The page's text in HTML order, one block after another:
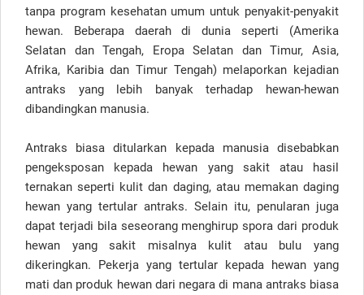
tanpa program kesehatan umum untuk penyakit-penyakit
hewan. Beberapa daerah di dunia seperti (Amerika
Selatan dan Tengah, Eropa Selatan dan Timur, Asia,
Afrika, Karibia dan Timur Tengah) melaporkan kejadian
antraks yang lebih banyak terhadap hewan-hewan
dibandingkan manusia.
Antraks biasa ditularkan kepada manusia disebabkan
pengeksposan kepada hewan yang sakit atau hasil
ternakan seperti kulit dan daging, atau memakan daging
hewan yang tertular antraks. Selain itu, penularan juga
dapat terjadi bila seseorang menghirup spora dari produk
hewan yang sakit misalnya kulit atau bulu yang
dikeringkan. Pekerja yang tertular kepada hewan yang
mati dan produk hewan dari negara di mana antraks biasa